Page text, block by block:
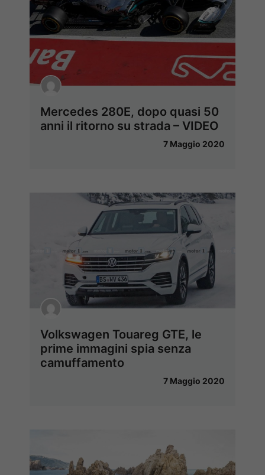
Mercedes 280E, dopo quasi 50
anni il ritorno su strada – VIDEO
7 Maggio 2020
Volkswagen Touareg GTE, le
prime immagini spia senza
camuffamento
7 Maggio 2020